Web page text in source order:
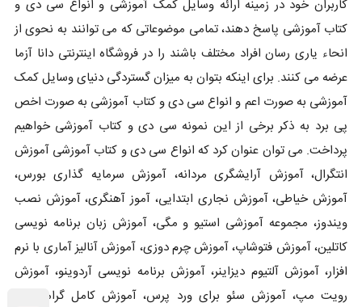
کاربران خود در زمینه ارائه وسایل کمک آموزشی و انواع سی دی و
کتاب آموزشی پاسخ دهند، تمامی موضوعاتی که می توانند به نحوی از
انحاء یاری رسان افراد مختلف باشند را در فروشگاه اینترنتی دانا آزما
عرضه می کنند. برای اینکه بتوان به میزان گستردگی دنیای وسایل کمک
آموزشی به صورت اعم و انواع سی دی و کتاب آموزشی به صورت اخص
پی برد به ذکر برخی از این نمونه سی دی و کتاب آموزشی خواهیم
پرداخت. می توان عنوان کرد که انواع سی دی و کتاب آموزشی آموزش
انتگرال، آموزش آرایشگری مردانه، آموزش سرمایه گذاری بورس،
آموزش خیاطی، آموزش نجاری ابتدایی، آموز آهنگری، آموزش نصب
ویندوز، مجموعه آموزشی استیو و مگی، آموزش زبان برنامه نویسی
کاتلین، آموزش فتوشاپ، آموزش چرم دوزی، آموزش آنالیز آماری با نرم
افزار، آموزش آلتیوم دیزاینر، آموزش برنامه نویسی آردوینو، آموزش
رویت مپ، آموزش سئو برای ورد پرس، آموزش کامل گرامر زبان